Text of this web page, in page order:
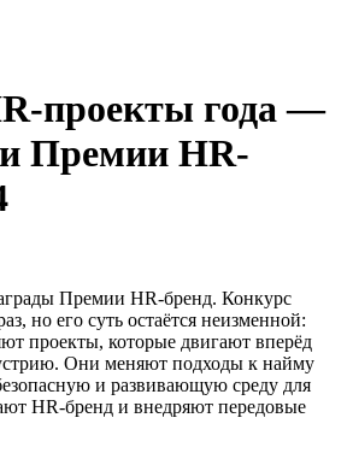
проекты года —
Премии HR-
Премии HR-бренд. Конкурс
но его суть остаётся неизменной:
проекты, которые двигают вперёд
Они меняют подходы к найму
и развивающую среду для
HR-бренд и внедряют передовые